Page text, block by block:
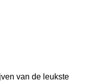
van de leukste